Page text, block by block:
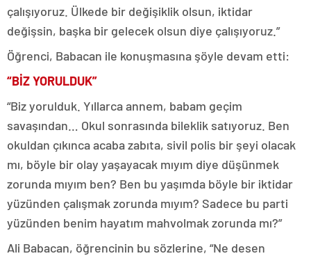
çalışıyoruz. Ülkede bir değişiklik olsun, iktidar
değişsin, başka bir gelecek olsun diye çalışıyoruz.”
Öğrenci, Babacan ile konuşmasına şöyle devam etti:
“BİZ YORULDUK”
“Biz yorulduk. Yıllarca annem, babam geçim
savaşından… Okul sonrasında bileklik satıyoruz. Ben
okuldan çıkınca acaba zabıta, sivil polis bir şeyi olacak
mı, böyle bir olay yaşayacak mıyım diye düşünmek
zorunda mıyım ben? Ben bu yaşımda böyle bir iktidar
yüzünden çalışmak zorunda mıyım? Sadece bu parti
yüzünden benim hayatım mahvolmak zorunda mı?”
Ali Babacan, öğrencinin bu sözlerine, “Ne desen